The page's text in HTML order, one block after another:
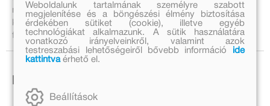
matricás lapokat, és lődd ki magad bolygóról bolygóra,
kalandról kalandra ebben a lenyűgöző, intergalaktikus
foglalkoztatóban!
Weboldalunk tartalmának személyre szabott
megjelenítése és a böngészési élmény biztosítása
érdekében sütiket (cookie), illetve egyéb
technológiákat alkalmazunk. A sütik használatára
vonatkozó irányelveinkről, valamint azok
testreszabási lehetőségeiről bővebb információ
ide
kattintvaérhető el.
Beállítások